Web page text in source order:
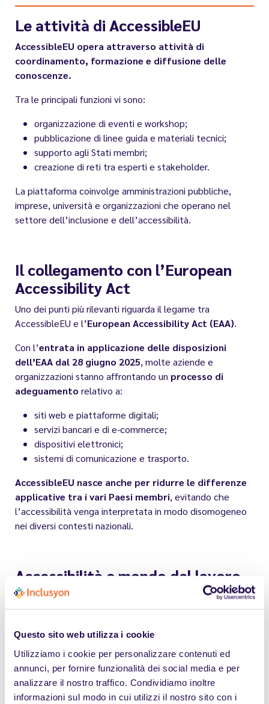
Questo sito web utilizza i cookie
Utilizziamo i cookie per personalizzare contenuti ed
annunci, per fornire funzionalità dei social media e per
analizzare il nostro traffico. Condividiamo inoltre
informazioni sul modo in cui utilizzi il nostro sito con i
Le attività di AccessibleEU
AccessibleEU opera attraverso attività di
coordinamento, formazione e diffusione delle
conoscenze.
Tra le principali funzioni vi sono:
organizzazione di eventi e workshop;
pubblicazione di linee guida e materiali tecnici;
supporto agli Stati membri;
creazione di reti tra esperti e stakeholder.
La piattaforma coinvolge amministrazioni pubbliche,
imprese, università e organizzazioni che operano nel
settore dell’inclusione e dell’accessibilità.
Il collegamento con l’European
Accessibility Act
Uno dei punti più rilevanti riguarda il legame tra
AccessibleEU e l’European Accessibility Act (EAA).
Con l’entrata in applicazione delle disposizioni
dell’EAA dal 28 giugno 2025, molte aziende e
organizzazioni stanno affrontando un processo di
adeguamento relativo a:
siti web e piattaforme digitali;
servizi bancari e di e-commerce;
dispositivi elettronici;
sistemi di comunicazione e trasporto.
AccessibleEU nasce anche per ridurre le differenze
applicative tra i vari Paesi membri, evitando che
l’accessibilità venga interpretata in modo disomogeneo
nei diversi contesti nazionali.
Accessibilità e mondo del lavoro
L’accessibilità ha un
impatto diretto anche
sull’inclusione lavorativa.
Ambienti, strumenti e processi non accessibili possono
infatti limitare:
l’accesso al lavoro;
lo svolgimento delle mansioni;